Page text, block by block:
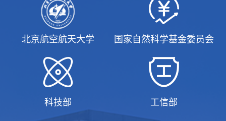
北京航空航天大学 国家自然科学基金委员会
科技部 工信部